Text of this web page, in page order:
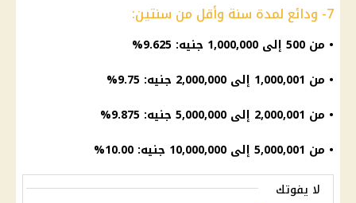
7- ودائع لمدة سنة وأقل من سنتين:
• من 500 إلى 1,000,000 جنيه: 9.625%
• من 1,000,001 إلى 2,000,000 جنيه: 9.75%
• من 2,000,001 إلى 5,000,000 جنيه: 9.875%
• من 5,000,001 إلى 10,000,000 جنيه: 10.00%
لا يفوتك